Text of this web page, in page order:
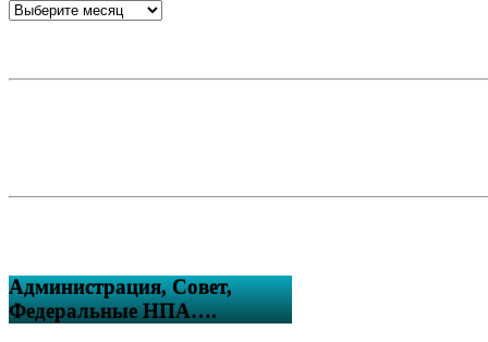
Администрация, Совет,
Федеральные НПА….